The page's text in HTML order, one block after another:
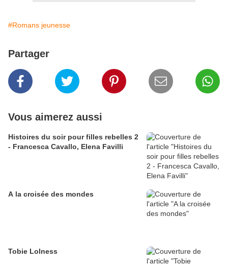
#Romans jeunesse
Partager
Vous aimerez aussi
Histoires du soir pour filles rebelles 2
- Francesca Cavallo, Elena Favilli
A la croisée des mondes
Tobie Lolness